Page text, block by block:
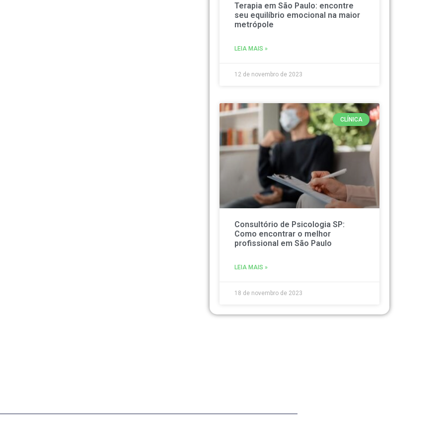
Terapia em São Paulo: encontre
seu equilíbrio emocional na maior
metrópole
LEIA MAIS »
12 de novembro de 2023
CLÍNICA
Consultório de Psicologia SP:
Como encontrar o melhor
profissional em São Paulo
LEIA MAIS »
18 de novembro de 2023